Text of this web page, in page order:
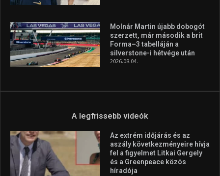
Molnár Martin újabb dobogót
szerzett, már második a brit
Forma–3 tabelláján a
silverstone-i hétvége után
2026.08.04.
A legfrissebb videók
Az extrém időjárás és az
aszály következményeire hívja
fel a figyelmet Litkai Gergely
és a Greenpeace közös
híradója